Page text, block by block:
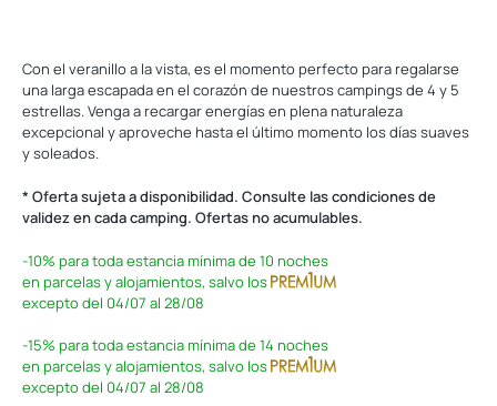
Con el veranillo a la vista, es el momento perfecto para regalarse
una larga escapada en el corazón de nuestros campings de 4 y 5
estrellas. Venga a recargar energías en plena naturaleza
excepcional y aproveche hasta el último momento los días suaves
y soleados.
* Oferta sujeta a disponibilidad. Consulte las condiciones de
validez en cada camping. Ofertas no acumulables.
-10% para toda estancia mínima de 10 noches
en parcelas y alojamientos, salvo los
excepto del 04/07 al 28/08
-15% para toda estancia mínima de 14 noches
en parcelas y alojamientos, salvo los
excepto del 04/07 al 28/08